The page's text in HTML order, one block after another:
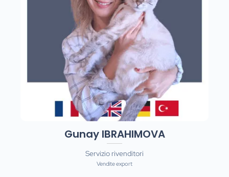
Gunay IBRAHIMOVA
Servizio rivenditori
Vendite export